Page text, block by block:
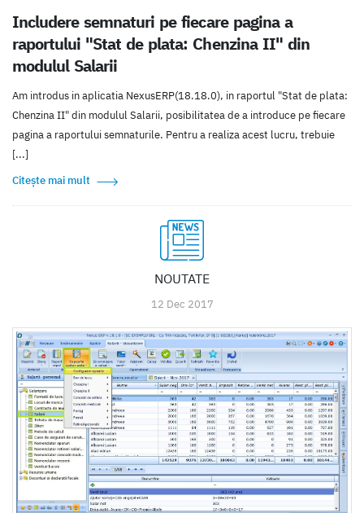
Includere semnaturi pe fiecare pagina a
raportului "Stat de plata: Chenzina II" din
modulul Salarii
Am introdus in aplicatia NexusERP(18.18.0), in raportul "Stat de plata:
Chenzina II" din modulul Salarii, posibilitatea de a introduce pe fiecare
pagina a raportului semnaturile. Pentru a realiza acest lucru, trebuie
[...]
Citește mai mult
NOUTATE
12 Dec 2017